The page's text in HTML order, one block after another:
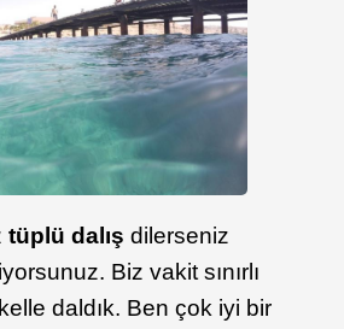
tüplü dalış dilerseniz
Biz vakit sınırlı
daldık. Ben çok iyi bir